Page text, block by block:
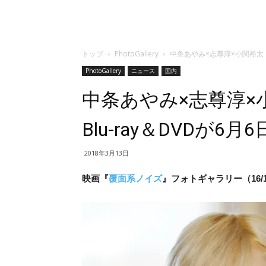
トップ PhotoGallery 中条あやみ×志尊淳×小関裕
PhotoGallery ニュース 国内
中条あやみ×志尊淳×
Blu-ray＆DVDが6月6
2018年3月13日
映画『覆面系ノイズ』フォトギャラリー（16/